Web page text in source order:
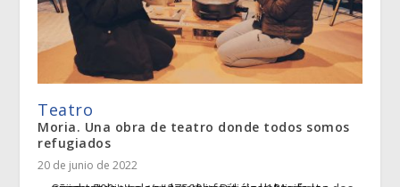
Teatro
Moria. Una obra de teatro donde todos somos
refugiados
20 de junio de 2022